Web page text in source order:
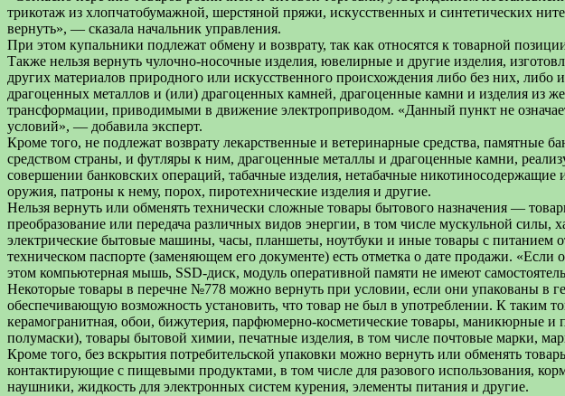
трикотаж из хлопчатобумажной, шерстяной пряжи, искусственных и синтетических
вернуть», — сказала начальник управления.
При этом купальники подлежат обмену и возврату, так как относятся к товарной
Также нельзя вернуть чулочно-носочные изделия, ювелирные и другие изделия,
других материалов природного или искусственного происхождения либо без них,
драгоценных металлов и (или) драгоценных камней, драгоценные камни и изделия из
трансформации, приводимыми в движение электроприводом. «Данный пункт не
условий», — добавила эксперт.
Кроме того, не подлежат возврату лекарственные и ветеринарные средства,
средством страны, и футляры к ним, драгоценные металлы и драгоценные камни,
совершении банковских операций, табачные изделия, нетабачные
оружия, патроны к нему, порох, пиротехнические изделия и другие.
Нельзя вернуть или обменять технически сложные товары бытового назначения —
преобразование или передача различных видов энергии, в том числе мускульной
электрические бытовые машины, часы, планшеты, ноутбуки и иные товары с питанием
техническом паспорте (заменяющем его документе) есть отметка о дате продажи.
этом компьютерная мышь, SSD-диск, модуль оперативной памяти не имеют
Некоторые товары в перечне №778 можно вернуть при условии, если они упакованы в
обеспечивающую возможность установить, что товар не был в употреблении. К таким
керамогранитная, обои, бижутерия, парфюмерно-косметические товары,
полумаски), товары бытовой химии, печатные изделия, в том числе почтовые марки,
Кроме того, без вскрытия потребительской упаковки можно вернуть или обменять
контактирующие с пищевыми продуктами, в том числе для разового использования,
наушники, жидкость для электронных систем курения, элементы питания и другие.